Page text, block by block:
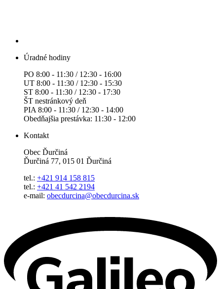
Úradné hodiny
PO 8:00 - 11:30 / 12:30 - 16:00
UT 8:00 - 11:30 / 12:30 - 15:30
ST 8:00 - 11:30 / 12:30 - 17:30
ŠT nestránkový deň
PIA 8:00 - 11:30 / 12:30 - 14:00
Obedňajšia prestávka: 11:30 - 12:00
Kontakt
Obec Ďurčiná
Ďurčiná 77, 015 01 Ďurčiná
tel.: +421 914 158 815
tel.: +421 41 542 2194
e-mail: obecdurcina@obecdurcina.sk